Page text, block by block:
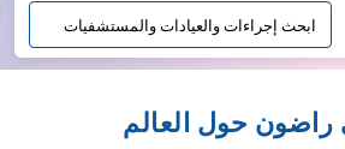
حول العالم